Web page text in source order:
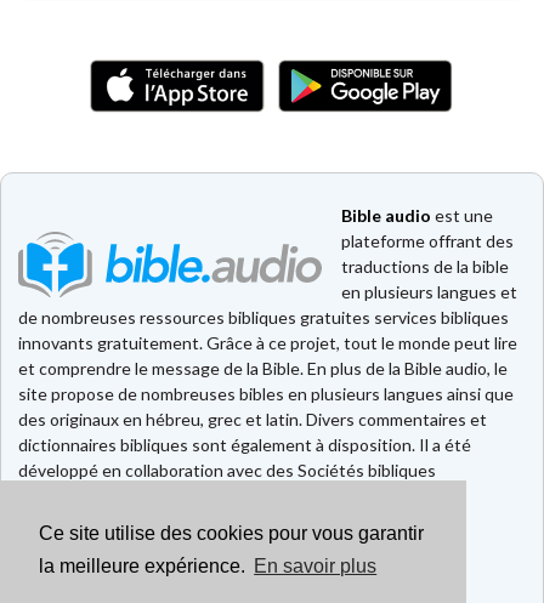
Ce site utilise des cookies pour vous garantir
la meilleure expérience. En savoir plus
Bible audio est une
plateforme offrant des
traductions de la bible
en plusieurs langues et
de nombreuses ressources bibliques gratuites services bibliques
innovants gratuitement. Grâce à ce projet, tout le monde peut lire
et comprendre le message de la Bible. En plus de la Bible audio, le
site propose de nombreuses bibles en plusieurs langues ainsi que
des originaux en hébreu, grec et latin. Divers commentaires et
dictionnaires bibliques sont également à disposition. Il a été
développé en collaboration avec des Sociétés bibliques
Faire un don
Contact